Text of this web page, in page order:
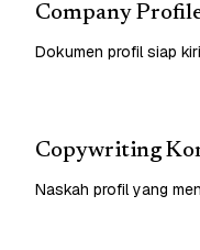
Company
Dokumen profil siap
Copywriting
Naskah profil yang